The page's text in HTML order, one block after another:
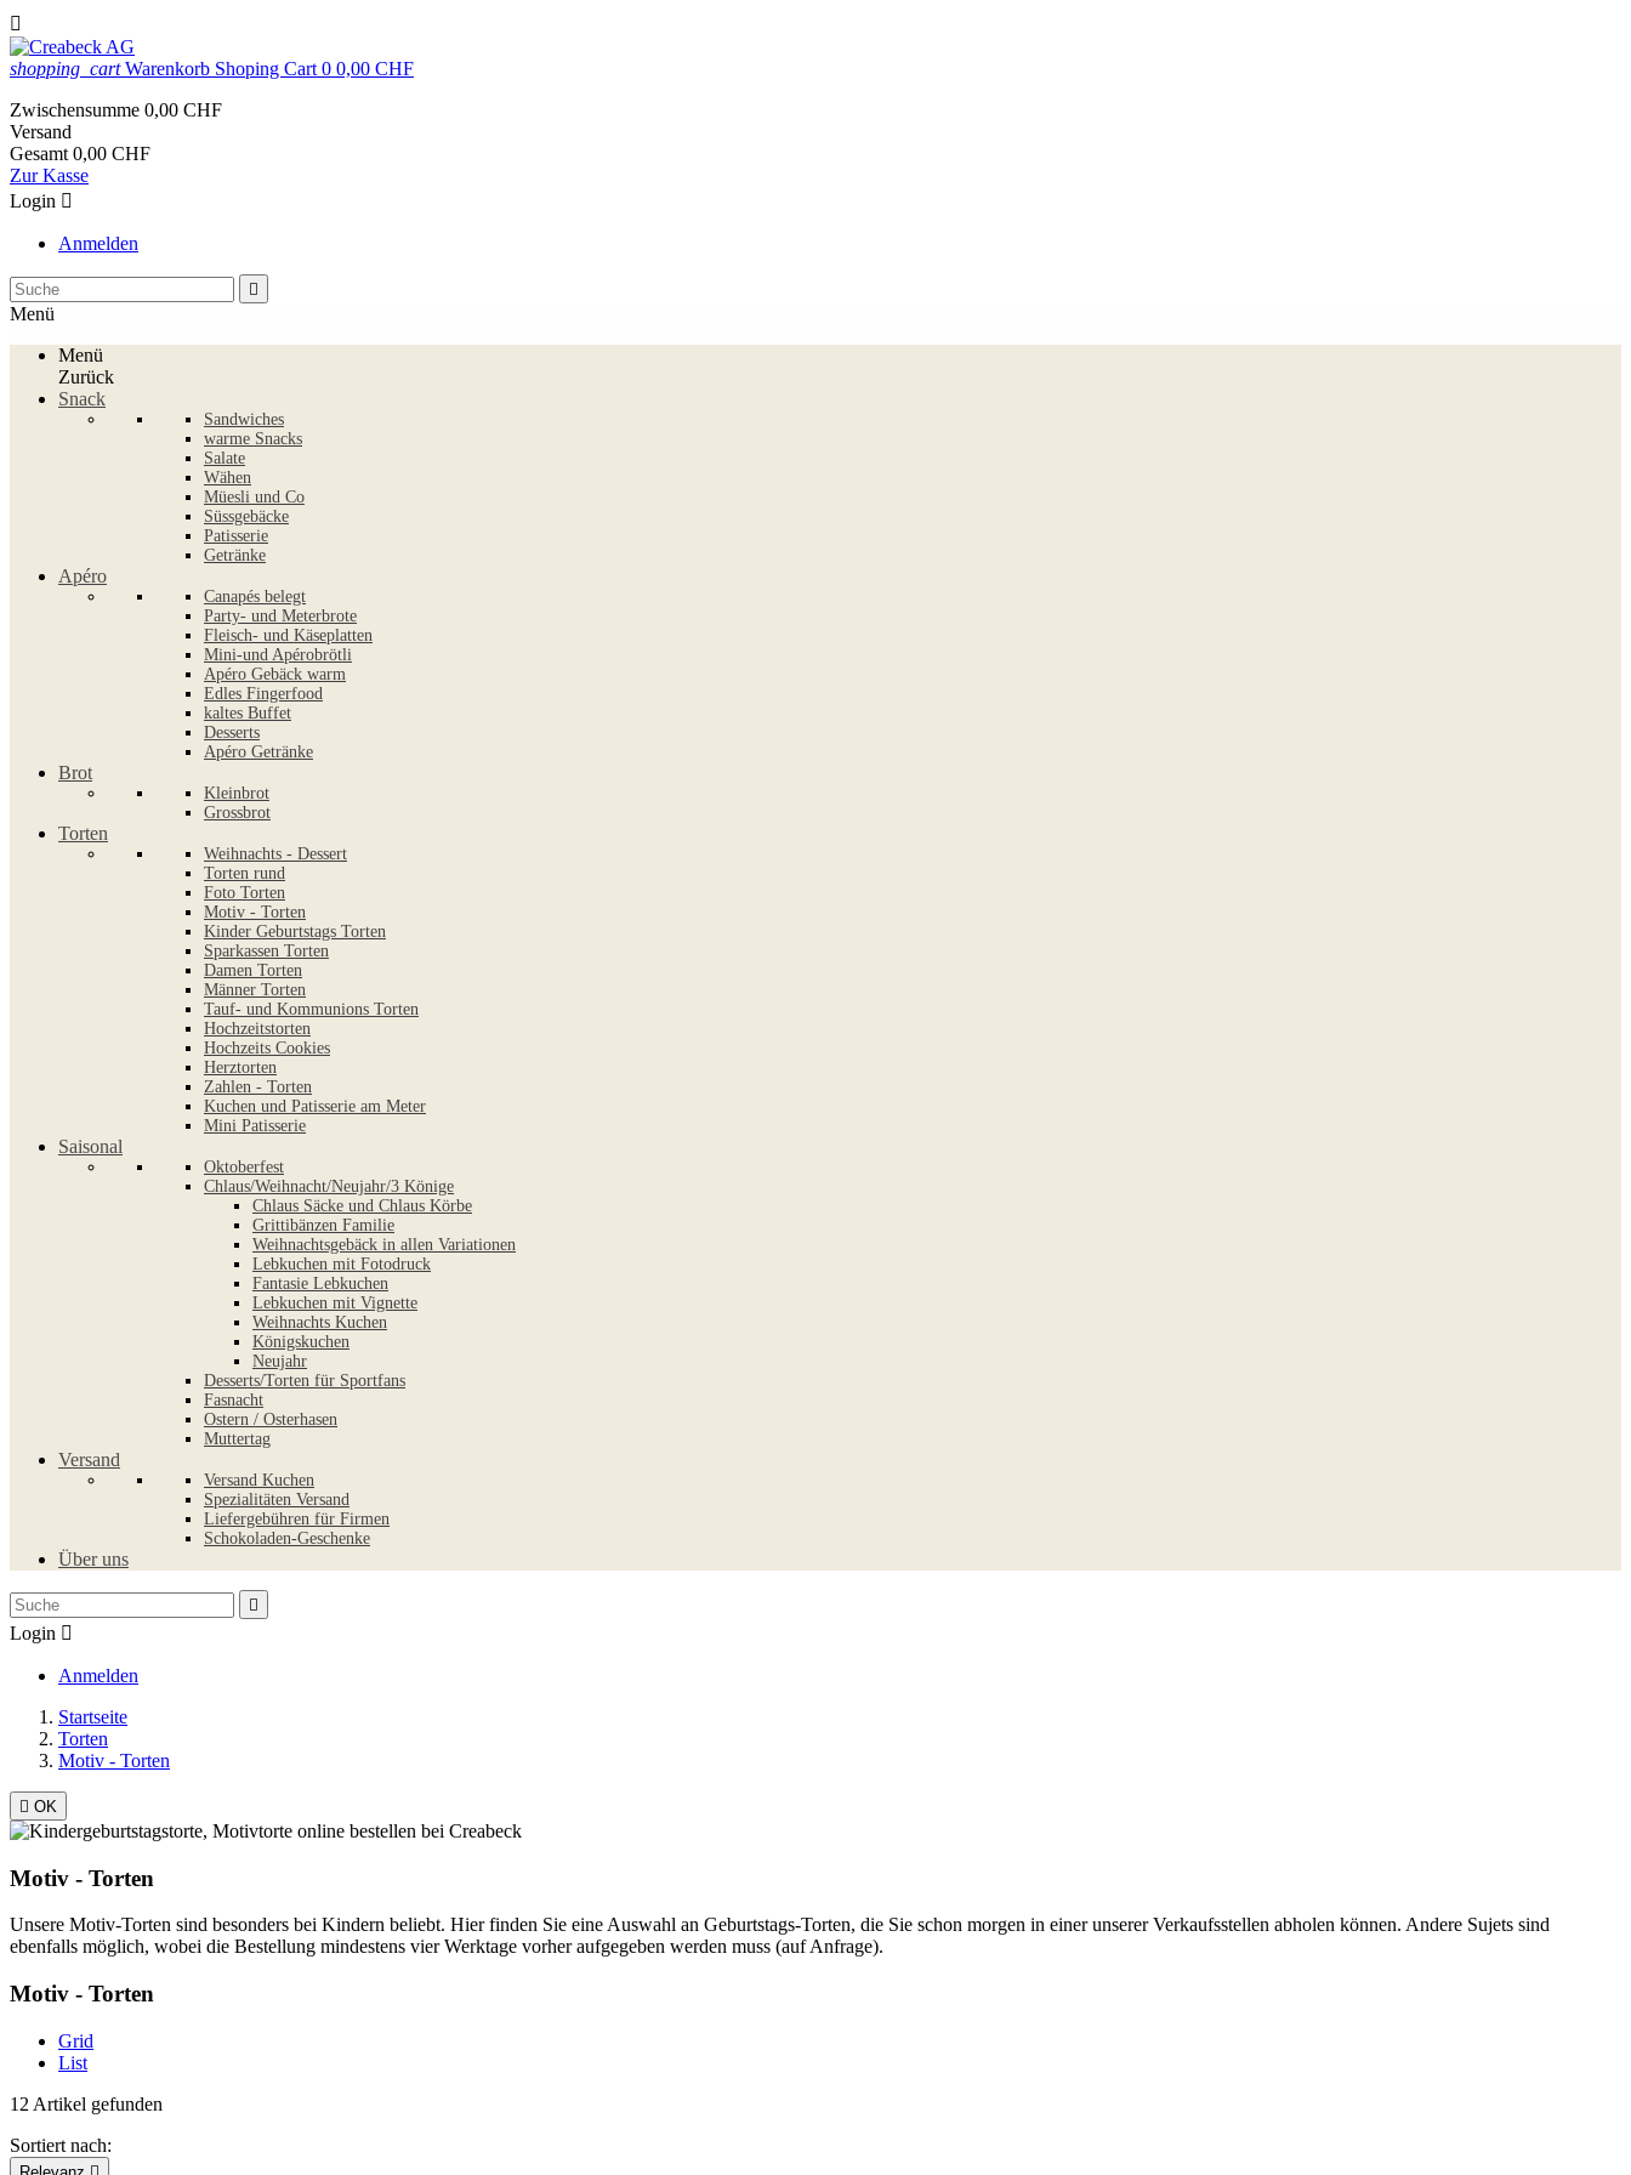

shopping_cart Warenkorb Shoping Cart 0 0,00 CHF
Zwischensumme 0,00 CHF
Versand
Gesamt 0,00 CHF
Zur Kasse
Login 
Anmelden

Menü
Menü
Zurück
Snack
Sandwiches
warme Snacks
Salate
Wähen
Müesli und Co
Süssgebäcke
Patisserie
Getränke
Apéro
Canapés belegt
Party- und Meterbrote
Fleisch- und Käseplatten
Mini-und Apérobrötli
Apéro Gebäck warm
Edles Fingerfood
kaltes Buffet
Desserts
Apéro Getränke
Brot
Kleinbrot
Grossbrot
Torten
Weihnachts - Dessert
Torten rund
Foto Torten
Motiv - Torten
Kinder Geburtstags Torten
Sparkassen Torten
Damen Torten
Männer Torten
Tauf- und Kommunions Torten
Hochzeitstorten
Hochzeits Cookies
Herztorten
Zahlen - Torten
Kuchen und Patisserie am Meter
Mini Patisserie
Saisonal
Oktoberfest
Chlaus/Weihnacht/Neujahr/3 Könige
Chlaus Säcke und Chlaus Körbe
Grittibänzen Familie
Weihnachtsgebäck in allen Variationen
Lebkuchen mit Fotodruck
Fantasie Lebkuchen
Lebkuchen mit Vignette
Weihnachts Kuchen
Königskuchen
Neujahr
Desserts/Torten für Sportfans
Fasnacht
Ostern / Osterhasen
Muttertag
Versand
Versand Kuchen
Spezialitäten Versand
Liefergebühren für Firmen
Schokoladen-Geschenke
Über uns

Login 
Anmelden
Startseite
Torten
Motiv - Torten
 OK
Motiv - Torten
Unsere Motiv-Torten sind besonders bei Kindern beliebt. Hier finden Sie eine Auswahl an Geburtstags-Torten, die Sie schon morgen in einer unserer Verkaufsstellen abholen können. Andere Sujets sind
ebenfalls möglich, wobei die Bestellung mindestens vier Werktage vorher aufgegeben werden muss (auf Anfrage).
Motiv - Torten
Grid
List
12 Artikel gefunden
Sortiert nach: